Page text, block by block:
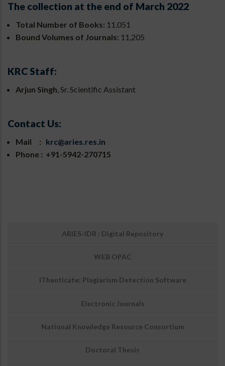
The collection at the end of March 2022
Total Number of Books: 11,051
Bound Volumes of Journals: 11,205
KRC Staff:
Arjun Singh, Sr. Scientific Assistant
Contact Us:
Mail : krc@aries.res.in
Phone : +91-5942-270715
ARIES-IDR : Digital Repository
WEB OPAC
IThenticate: Plagiarism Detection Software
Electronic Journals
National Knowledge Resource Consortium
Doctoral Thesis